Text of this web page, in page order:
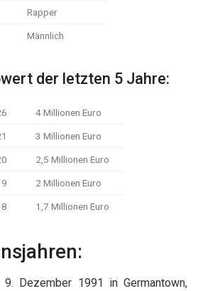
Rapper
Männlich
der letzten 5 Jahre:
4 Millionen Euro
3 Millionen Euro
2,5 Millionen Euro
2 Millionen Euro
1,7 Millionen Euro
Dezember 1991 in Germantown,